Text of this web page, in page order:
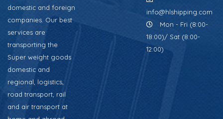
domestic and foreign
companies. Our best
services are
transporting the
Super weight goods
domestic and
regional, logistics,
road transport, rail
and air transport at
info@hlshipping.com
Mon - Fri (8:00-
18:00)/ Sat (8:00-
12:00)